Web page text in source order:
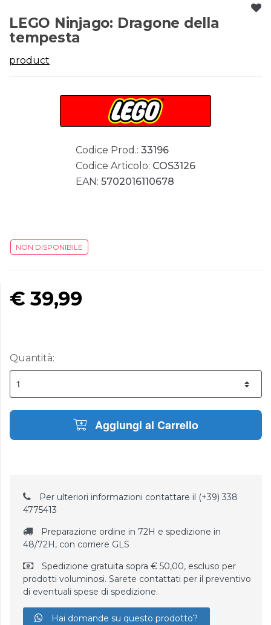
LEGO Ninjago: Dragone della
tempesta
product
Codice Prod.: 33196
Codice Articolo: COS3126
EAN: 5702016110678
NON DISPONIBILE
€39,99
Quantità:
Aggiungi al Carrello
Per ulteriori informazioni contattare il (+39) 338
4775413
Preparazione ordine in 72H e spedizione in
48/72H, con corriere GLS
Spedizione gratuita sopra € 50,00, escluso per
prodotti voluminosi. Sarete contattati per il preventivo
di eventuali spese di spedizione.
Hai domande su questo prodotto?